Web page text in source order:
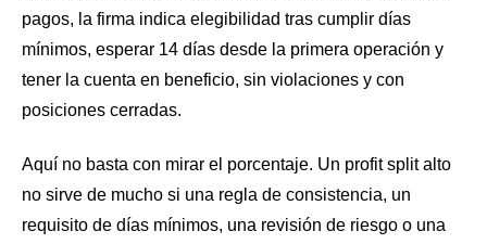
pagos, la firma indica elegibilidad tras cumplir días
mínimos, esperar 14 días desde la primera operación y
tener la cuenta en beneficio, sin violaciones y con
posiciones cerradas.
Aquí no basta con mirar el porcentaje. Un profit split alto
no sirve de mucho si una regla de consistencia, un
requisito de días mínimos, una revisión de riesgo o una